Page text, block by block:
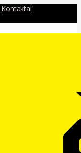
Kontaktai